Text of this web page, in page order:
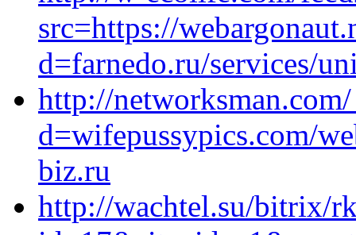
src=https://
d=farnedo.ru/services/
http://
d=wifepussypics.com/
biz.ru
http://wachtel.su/bitrix/